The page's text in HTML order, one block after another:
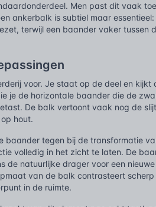
Men past dit vaak
ankerbalk is subtiel maar
terwijl een baander vaker tussen
voor. Je staat op de deel en
je de horizontale baander die de
De balk vertoont vaak nog de
hout.
baander tegen bij de transformatie
volledig in het zicht te laten. De
de natuurlijke drager voor een
van de balk contrasteert
in de ruimte.